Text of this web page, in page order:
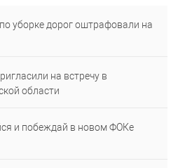
уборке дорог оштрафовали на
на встречу в
области
и побеждай в новом ФОКе